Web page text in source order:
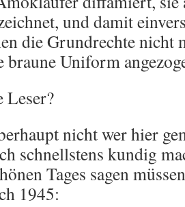
und damit
die Grundrechte nicht
braune Uniform
Leser?
nicht wer hier
schnellstens kundig
Tages sagen
1945: